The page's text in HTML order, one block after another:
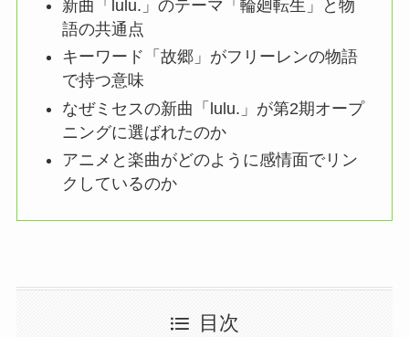
新曲「lulu.」のテーマ「輪廻転生」と物
語の共通点
キーワード「故郷」がフリーレンの物語
で持つ意味
なぜミセスの新曲「lulu.」が第2期オープ
ニングに選ばれたのか
アニメと楽曲がどのように感情面でリン
クしているのか
目次